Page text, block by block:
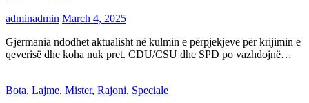
adminadmin March 4, 2025
Gjermania ndodhet aktualisht në kulmin e përpjekjeve për krijimin e
qeverisë dhe koha nuk pret. CDU/CSU dhe SPD po vazhdojnë…
Bota, Lajme, Mister, Rajoni, Speciale